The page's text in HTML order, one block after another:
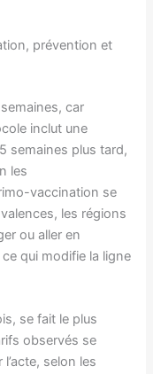
prévention et
car
inclut une
semaines plus tard,
les
vaccination se
les régions
ou aller en
qui modifie la ligne
se fait le plus
observés se
l’acte, selon les